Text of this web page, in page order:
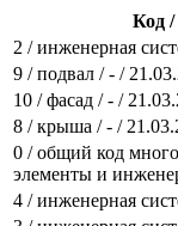
Код
2 / инженерная
9 / подвал / - /
10 / фасад / - /
8 / крыша / - /
0 / общий код
элементы и
4 / инженерная